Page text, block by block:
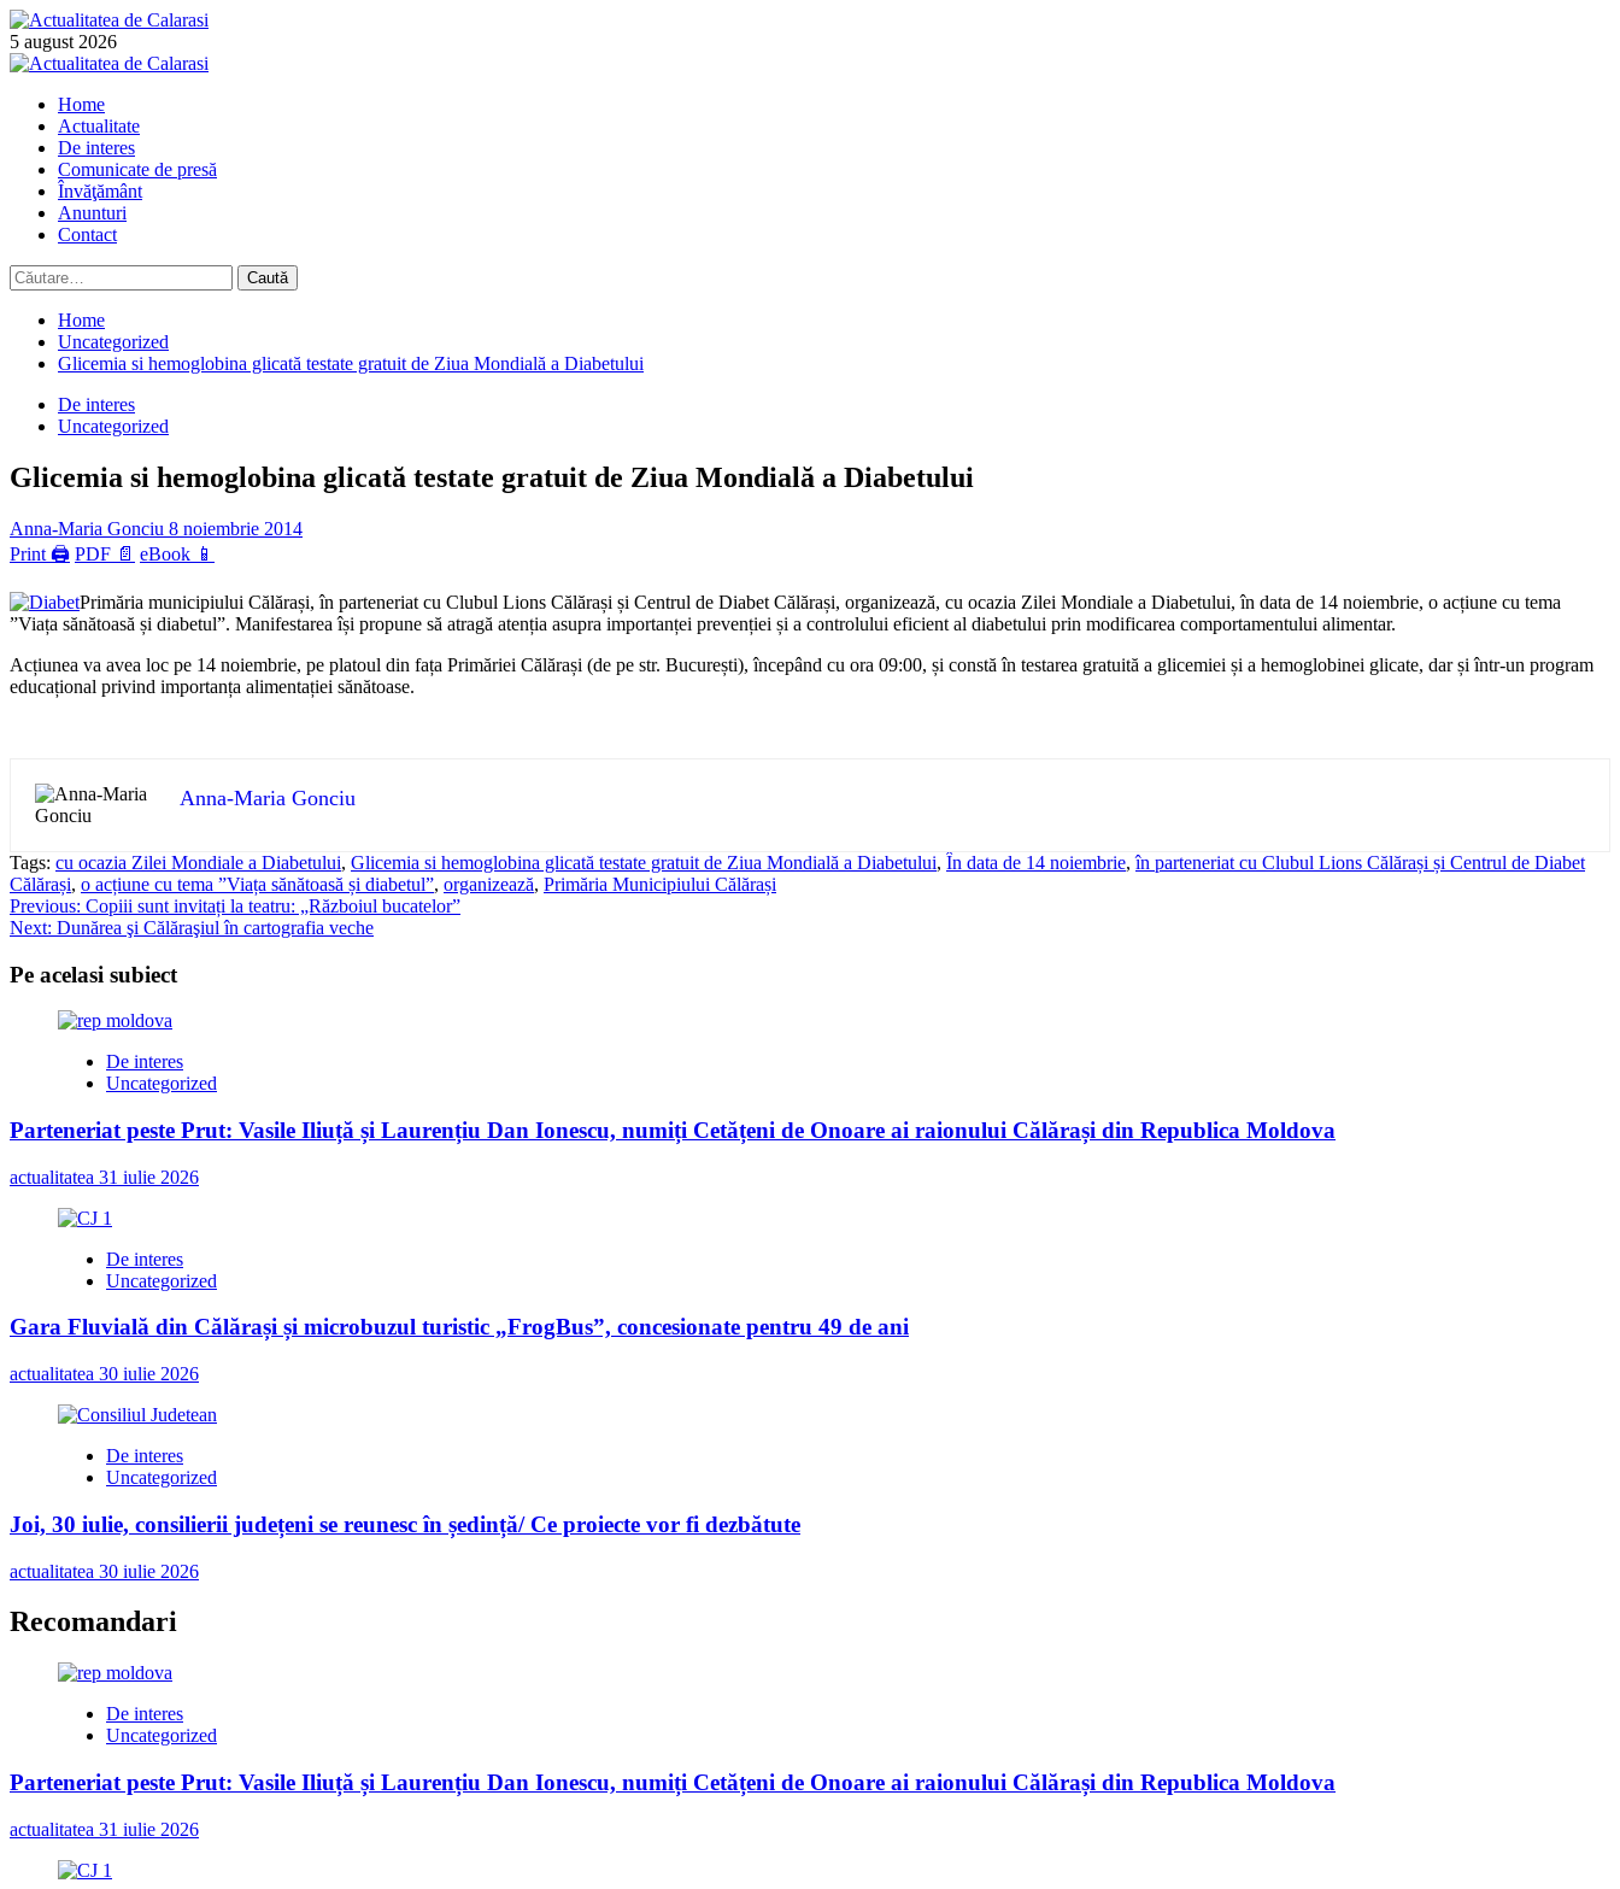
Skip
to
content
5 august 2026
Primary
Home
Actualitate
De interes
Comunicate de presă
Învăţământ
Anunturi
Contact
Caută
după:
Home
Uncategorized
Glicemia si hemoglobina glicată testate gratuit de Ziua Mondială a Diabetului
De interes
Uncategorized
Glicemia si hemoglobina glicată testate gratuit de Ziua Mondială a Diabetului
Anna-Maria Gonciu 8 noiembrie 2014
Print 🖨 PDF 📄 eBook 📱
Primăria municipiului Călărași, în parteneriat cu Clubul Lions Călărași și Centrul de Diabet Călărași, organizează, cu ocazia Zilei Mondiale a Diabetului, în data de 14 noiembrie, o acțiune cu tema
”Viața sănătoasă și diabetul”. Manifestarea își propune să atragă atenția asupra importanței prevenției și a controlului eficient al diabetului prin modificarea comportamentului alimentar.
Acțiunea va avea loc pe 14 noiembrie, pe platoul din fața Primăriei Călărași (de pe str. București), începând cu ora 09:00, și constă în testarea gratuită a glicemiei și a hemoglobinei glicate, dar și într-un program
educațional privind importanța alimentației sănătoase.
Anna-Maria Gonciu
Tags: cu ocazia Zilei Mondiale a Diabetului, Glicemia si hemoglobina glicată testate gratuit de Ziua Mondială a Diabetului, În data de 14 noiembrie,în parteneriat cu Clubul Lions Călărași și Centrul de Diabet
Călărași, o acțiune cu tema ”Viața sănătoasă și diabetul”, organizează, Primăria Municipiului Călărași
Post
navigation
Previous: Copiii sunt invitați la teatru: „Războiul bucatelor”
Next: Dunărea şi Călăraşiul în cartografia veche
Pe acelasi subiect
De interes
Uncategorized
Parteneriat peste Prut: Vasile Iliuță și Laurențiu Dan Ionescu, numiți Cetățeni de Onoare ai raionului Călărași din Republica Moldova
actualitatea 31 iulie 2026
De interes
Uncategorized
Gara Fluvială din Călărași și microbuzul turistic „FrogBus”, concesionate pentru 49 de ani
actualitatea 30 iulie 2026
De interes
Uncategorized
Joi, 30 iulie, consilierii județeni se reunesc în ședință/ Ce proiecte vor fi dezbătute
actualitatea 30 iulie 2026
Recomandari
De interes
Uncategorized
Parteneriat peste Prut: Vasile Iliuță și Laurențiu Dan Ionescu, numiți Cetățeni de Onoare ai raionului Călărași din Republica Moldova
actualitatea 31 iulie 2026